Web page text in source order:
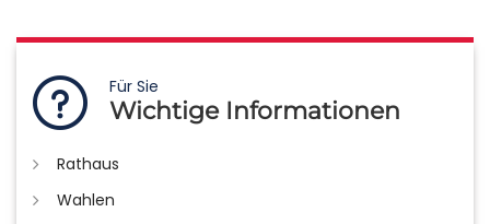
Für Sie
Wichtige Informationen
Rathaus
Wahlen